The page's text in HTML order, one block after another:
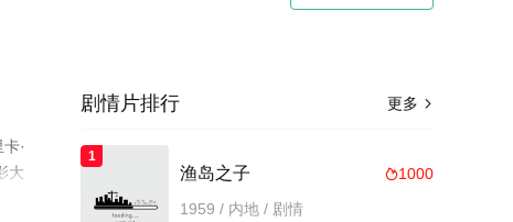
·
大
更多 
剧情片排行
1
1000
渔岛之子
1959 / 内地 / 剧情